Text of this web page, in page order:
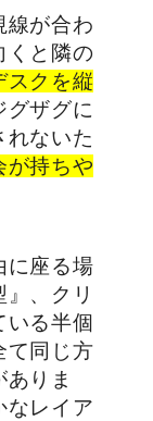
線が合わ
くと隣の
スクを縦
グザグに
れないた
が持ちや
に座る場
、クリ
いる半個
て同じ方
りま
なレイア